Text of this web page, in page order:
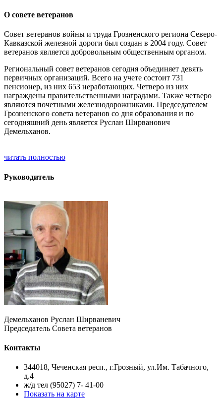
О совете ветеранов
Совет ветеранов войны и труда Грозненского региона Северо-
Кавказской железной дороги был создан в 2004 году. Совет
ветеранов является добровольным общественным органом.
Региональный совет ветеранов сегодня объединяет девять
первичных организаций. Всего на учете состоит 731
пенсионер, из них 653 неработающих. Четверо из них
награждены правительственными наградами. Также четверо
являются почетными железнодорожниками. Председателем
Грозненского совета ветеранов со дня образования и по
сегодняшний день является Руслан Ширванович
Демельханов.
читать полностью
Руководитель
Демельханов Руслан Ширваневич
Председатель Совета ветеранов
Контакты
344018, Чеченская респ., г.Грозный, ул.Им. Табачного,
д.4
ж/д тел (95027) 7- 41-00
Показать на карте